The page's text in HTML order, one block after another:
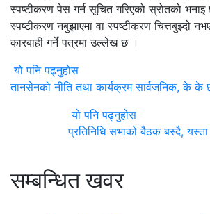
स्पष्टीकरण पेस गर्न सूचित गरिएको स्रोतको
स्पष्टीकरण नबुझाएमा वा स्पष्टीकरण चित्तबुझ्दो
कारबाही गर्ने पत्रमा उल्लेख छ ।
यो पनि पढ्नुहोस
तानसेनको नीति तथा कार्यक्रम सार्वजनिक, के के
यो पनि पढ्नुहोस
प्रतिनिधि सभाको बैठक बस्दै,
सम्बन्धित खवर